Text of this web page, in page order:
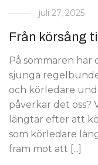
juli 27, 2025
Från körsång
På sommaren har
sjunga
och körledare
påverkar det oss?
längtar efter att
som körledare
fram mot att [...]